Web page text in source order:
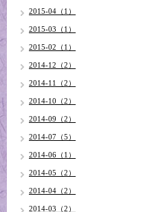
2015-04（1）
2015-03（1）
2015-02（1）
2014-12（2）
2014-11（2）
2014-10（2）
2014-09（2）
2014-07（5）
2014-06（1）
2014-05（2）
2014-04（2）
2014-03（2）